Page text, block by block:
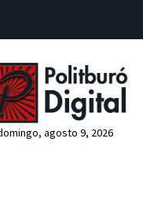
agosto 9, 2026